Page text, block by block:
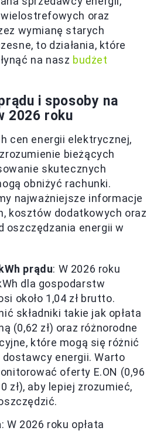
oraz
wymianę starych
to działania, które
na nasz budżet
i sposoby na
2026 roku
cen energii elektrycznej,
bieżących
skutecznych
obniżyć rachunki.
najważniejsze informacje
kosztów dodatkowych oraz
oszczędzania energii w
prądu: W 2026 roku
dla gospodarstw
około 1,04 zł brutto.
składniki takie jak opłata
(0,62 zł) oraz różnorodne
które mogą się różnić
energii. Warto
oferty E.ON (0,96
zł), aby lepiej zrozumieć,
: W 2026 roku opłata